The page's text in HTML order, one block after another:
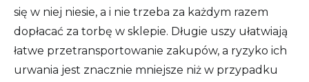
się w niej niesie, a i nie trzeba za każdym razem
dopłacać za torbę w sklepie. Długie uszy ułatwiają
łatwe przetransportowanie zakupów, a ryzyko ich
urwania jest znacznie mniejsze niż w przypadku